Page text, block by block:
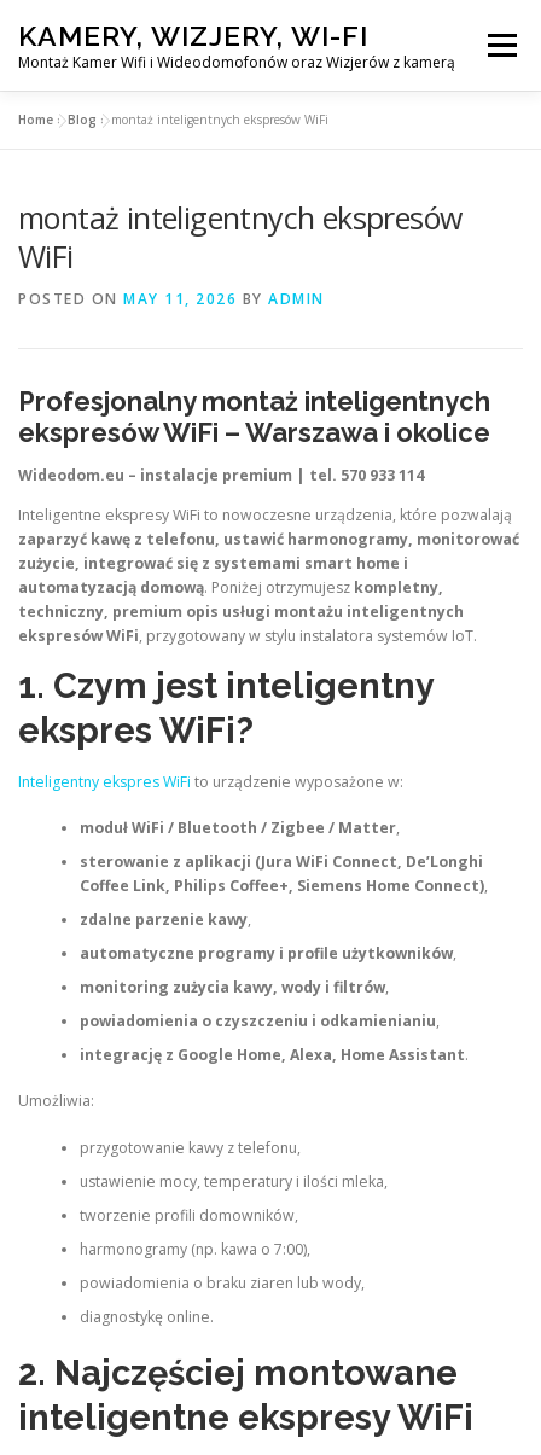
content
KAMERY, WIZJERY, WI-FI
Montaż Kamer Wifi i Wideodomofonów oraz Wizjerów z kamerą
Menu
MONTAŻ WIDEDOMOFONÓW
KONTAKT
EN
Home »Blog »montaż inteligentnych ekspresów WiFi
montaż inteligentnych ekspresów
WiFi
POSTED ON MAY 11, 2026 BY ADMIN
Profesjonalny montaż inteligentnych
ekspresów WiFi – Warszawa i okolice
Wideodom.eu – instalacje premium | tel. 570 933 114
Inteligentne ekspresy WiFi to nowoczesne urządzenia, które pozwalają
zaparzyć kawę z telefonu, ustawić harmonogramy, monitorować
zużycie, integrować się z systemami smart home i
automatyzacją domową. Poniżej otrzymujesz kompletny,
techniczny, premium opis usługi montażu inteligentnych
ekspresów WiFi, przygotowany w stylu instalatora systemów IoT.
1. Czym jest inteligentny
ekspres WiFi?
Inteligentny ekspres WiFi to urządzenie wyposażone w:
moduł WiFi / Bluetooth / Zigbee / Matter,
sterowanie z aplikacji (Jura WiFi Connect, De’Longhi
Coffee Link, Philips Coffee+, Siemens Home Connect),
zdalne parzenie kawy,
automatyczne programy i profile użytkowników,
monitoring zużycia kawy, wody i filtrów,
powiadomienia o czyszczeniu i odkamienianiu,
integrację z Google Home, Alexa, Home Assistant.
Umożliwia:
przygotowanie kawy z telefonu,
ustawienie mocy, temperatury i ilości mleka,
tworzenie profili domowników,
harmonogramy (np. kawa o 7:00),
powiadomienia o braku ziaren lub wody,
diagnostykę online.
2. Najczęściej montowane
inteligentne ekspresy WiFi